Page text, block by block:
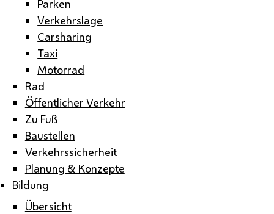
Parken
Verkehrslage
Carsharing
Taxi
Motorrad
Rad
Öffentlicher Verkehr
Zu Fuß
Baustellen
Verkehrssicherheit
Planung & Konzepte
Bildung
Übersicht